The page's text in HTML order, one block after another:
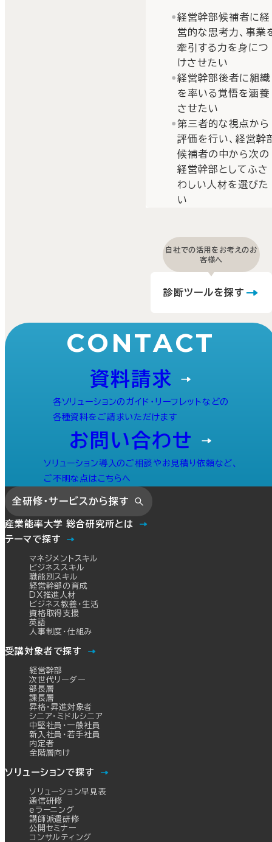
経営幹部候補者に経
営的な思考力、事業
牽引する力を身につ
けさせたい
経営幹部後者に組織
を率いる覚悟を涵養
させたい
第三者的な視点から
評価を行い、経営幹
候補者の中から次の
経営幹部としてふさ
わしい人材を選びた
い
自社での活用をお考えのお
客様へ
診断ツールを探す
CONTACT
資料請求
各ソリューションのガイド・リーフレットなどの
各種資料をご請求いただけます
お問い合わせ
ソリューション導入のご相談やお見積り依頼など、
ご不明な点はこちらへ
全研修・サービスから探す
産業能率大学 総合研究所とは
テーマで探す
マネジメントスキル
ビジネススキル
職能別スキル
経営幹部の育成
DX推進人材
ビジネス教養・生活
資格取得支援
英語
人事制度・仕組み
受講対象者で探す
経営幹部
次世代リーダー
部長層
課長層
昇格・昇進対象者
シニア・ミドルシニア
中堅社員・一般社員
新入社員・若手社員
内定者
全階層向け
ソリューションで探す
ソリューション早見表
通信研修
eラーニング
講師派遣研修
公開セミナー
コンサルティング